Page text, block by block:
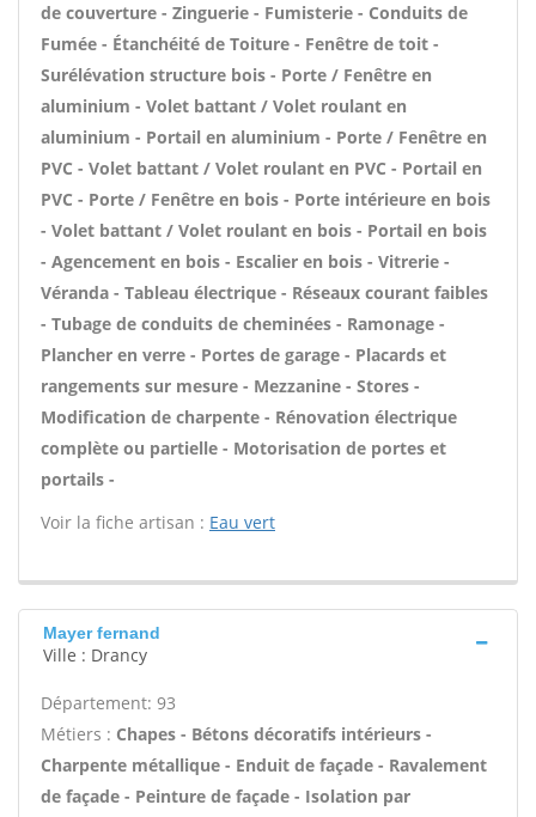
de couverture - Zinguerie - Fumisterie - Conduits de
Fumée - Étanchéité de Toiture - Fenêtre de toit -
Surélévation structure bois - Porte / Fenêtre en
aluminium - Volet battant / Volet roulant en
aluminium - Portail en aluminium - Porte / Fenêtre en
PVC - Volet battant / Volet roulant en PVC - Portail en
PVC - Porte / Fenêtre en bois - Porte intérieure en bois
- Volet battant / Volet roulant en bois - Portail en bois
- Agencement en bois - Escalier en bois - Vitrerie -
Véranda - Tableau électrique - Réseaux courant faibles
- Tubage de conduits de cheminées - Ramonage -
Plancher en verre - Portes de garage - Placards et
rangements sur mesure - Mezzanine - Stores -
Modification de charpente - Rénovation électrique
complète ou partielle - Motorisation de portes et
portails -
Voir la fiche artisan : Eau vert
Mayer fernand
Ville : Drancy
Département: 93
Métiers : Chapes - Bétons décoratifs intérieurs -
Charpente métallique - Enduit de façade - Ravalement
de façade - Peinture de façade - Isolation par